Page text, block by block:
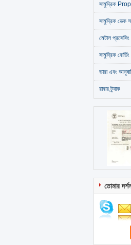
সামুদ্রিক
সামুদ্রিক ডেক
মেটাল প্রসেসিং
সামুদ্রিক
ভারা এবং
রাবার ট্র্যাক
তোমার